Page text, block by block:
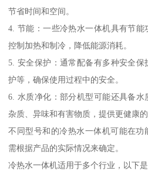
节省时间和空间。
4. 节能：一些冷热水一体机具有节
控制加热和制冷，降低能源消耗。
5. 安全保护：通常配备有多种安全
护等，确保使用过程中的安全。
6. 水质净化：部分机型可能还具备
杂质、异味和有害物质，提供更健康的
不同型号和的冷热水一体机可能在
需根据产品的实际情况来确定。
冷热水一体机适用于多个行业，以下